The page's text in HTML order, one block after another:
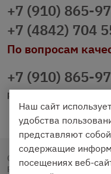
+7 (910) 865-
+7 (4842) 704
По вопросам
+7 (910) 865-
Copyright © 2020 - 2026.
Разработка и
Наш сайт
удобства
представляют
содержащие
посещениях веб-